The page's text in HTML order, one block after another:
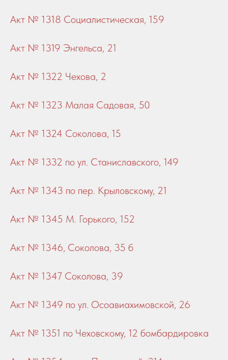
Акт № 1318 Социалистическая, 159
Акт № 1319 Энгельса, 21
Акт № 1322 Чехова, 2
Акт № 1323 Малая Садовая, 50
Акт № 1324 Соколова, 15
Акт № 1332 по ул. Станиславского, 149
Акт № 1343 по пер. Крыловскому, 21
Акт № 1345 М. Горького, 152
Акт № 1346, Соколова, 35 б
Акт № 1347 Соколова, 39
Акт № 1349 по ул. Осоавиахимовской, 26
Акт № 1351 по Чеховскому, 12 бомбардировка